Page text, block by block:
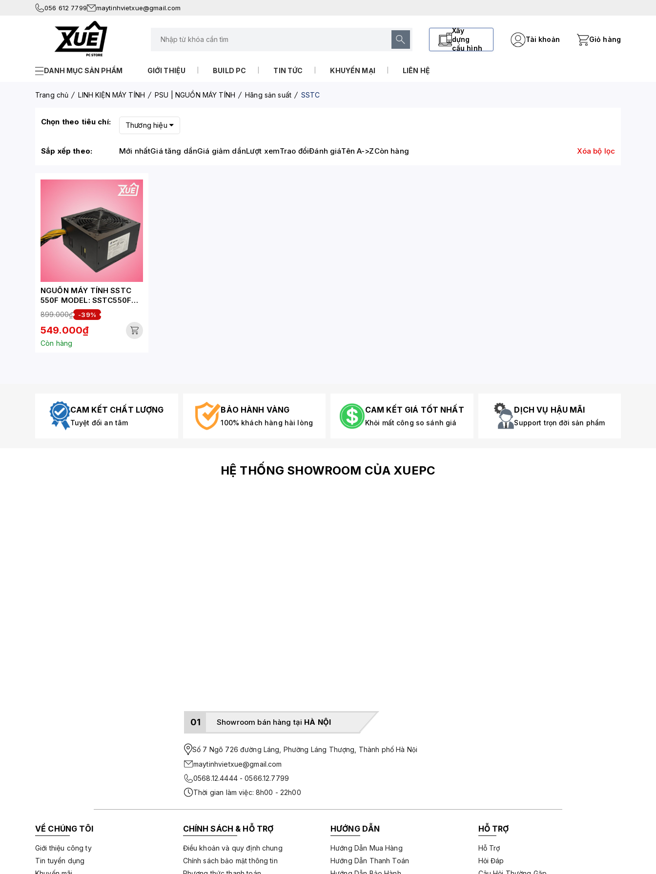
056 612 7799 maytinhvietxue@gmail.com
Xây
dựng
cấu hình
Tài khoản Giỏ hàng
DANH MỤC SẢN PHẨM GIỚI THIỆU BUILD PC TIN TỨC KHUYẾN MẠI LIÊN HỆ
Trang chủ LINH KIỆN MÁY TÍNH PSU | NGUỒN MÁY TÍNH Hãng sản suất SSTC
Chọn theo tiêu chí: Thương hiệu
Sắp xếp theo: Mới nhấtGiá tăng dầnGiá giảm dầnLượt xemTrao đổiĐánh giáTên A->ZCòn hàng Xóa bộ lọc
NGUỒN MÁY TÍNH SSTC
550F MODEL: SSTC550F
BLACK (BULK PACKING)
899.000₫ -39%
549.000₫
Còn hàng
CAM KẾT CHẤT LƯỢNG
Tuyệt đối an tâm
BẢO HÀNH VÀNG
100% khách hàng hài lòng
CAM KẾT GIÁ TỐT NHẤT
Khỏi mất công so sánh giá
DỊCH VỤ HẬU MÃI
Support trọn đời sản phẩm
HỆ THỐNG SHOWROOM CỦA XUEPC
01 Showroom bán hàng tại HÀ NỘI
Số 7 Ngõ 726 đường Láng, Phường Láng Thượng, Thành phố Hà Nội
maytinhvietxue@gmail.com
0568.12.4444 - 0566.12.7799
Thời gian làm việc: 8h00 - 22h00
VỀ CHÚNG TÔI
Giới thiệu công ty
Tin tuyển dụng
CHÍNH SÁCH & HỖ TRỢ
Điều khoản và quy định chung
Chính sách bảo mật thông tin
HƯỚNG DẪN
Hướng Dẫn Mua Hàng
Hướng Dẫn Thanh Toán
HỖ TRỢ
Hỗ Trợ
Hỏi Đáp